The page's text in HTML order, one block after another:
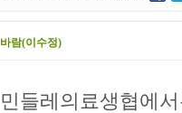
바람(이수정)
민들레의료생협에